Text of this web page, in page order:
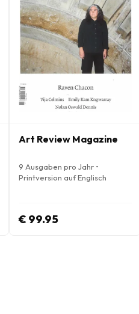
Art Review Magazine
9 Ausgaben pro Jahr •
Printversion auf Englisch
€ 99.95